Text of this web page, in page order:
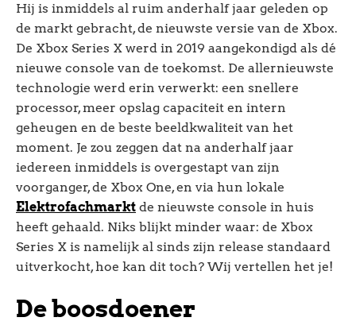
Hij is inmiddels al ruim anderhalf jaar geleden op
de markt gebracht, de nieuwste versie van de Xbox.
De Xbox Series X werd in 2019 aangekondigd als dé
nieuwe console van de toekomst. De allernieuwste
technologie werd erin verwerkt: een snellere
processor, meer opslag capaciteit en intern
geheugen en de beste beeldkwaliteit van het
moment. Je zou zeggen dat na anderhalf jaar
iedereen inmiddels is overgestapt van zijn
voorganger, de Xbox One, en via hun lokale
Elektrofachmarkt de nieuwste console in huis
heeft gehaald. Niks blijkt minder waar: de Xbox
Series X is namelijk al sinds zijn release standaard
uitverkocht, hoe kan dit toch? Wij vertellen het je!
De boosdoener